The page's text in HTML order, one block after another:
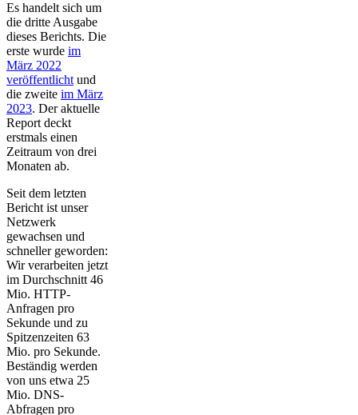
Es handelt sich um
die dritte Ausgabe
dieses Berichts. Die
erste wurde im
März 2022
veröffentlicht und
die zweite im März
2023. Der aktuelle
Report deckt
erstmals einen
Zeitraum von drei
Monaten ab.
Seit dem letzten
Bericht ist unser
Netzwerk
gewachsen und
schneller geworden:
Wir verarbeiten jetzt
im Durchschnitt 46
Mio. HTTP-
Anfragen pro
Sekunde und zu
Spitzenzeiten 63
Mio. pro Sekunde.
Beständig werden
von uns etwa 25
Mio. DNS-
Abfragen pro